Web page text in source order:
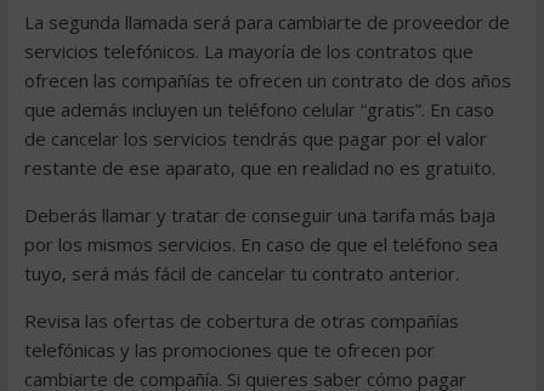
La segunda llamada será para cambiarte de proveedor de
servicios telefónicos. La mayoría de los contratos que
ofrecen las compañías te ofrecen un contrato de dos años
que además incluyen un teléfono celular “gratis”. En caso
de cancelar los servicios tendrás que pagar por el valor
restante de ese aparato, que en realidad no es gratuito.
Deberás llamar y tratar de conseguir una tarifa más baja
por los mismos servicios. En caso de que el teléfono sea
tuyo, será más fácil de cancelar tu contrato anterior.
Revisa las ofertas de cobertura de otras compañías
telefónicas y las promociones que te ofrecen por
cambiarte de compañía. Si quieres saber cómo pagar